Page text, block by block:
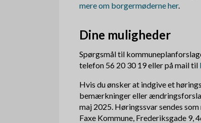
mere om borgermøderne her.
Dine muligheder
Spørgsmål til
telefon 56 20 30 19 eller på mail til
Hvis du ønsker at indgive et
bemærkninger eller
maj 2025. Høringssvar sendes
Faxe Kommune, Frederiksgade 9,